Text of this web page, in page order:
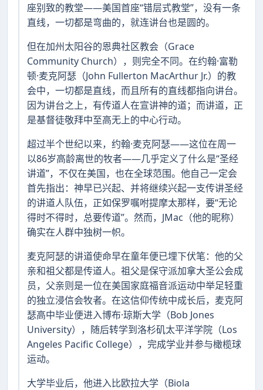
座别致的教堂——美国首座“错层式教堂”，没有一条
直线，一切都是弯曲的，就连讲台也是圆的。
但在加州太阳谷的恩典社区教会（Grace
Community Church），则完全不同。在约翰·富勒
顿·麦克阿瑟（John Fullerton MacArthur Jr.）的教
会中，一切都是直线，而且所有的直线都指向讲台。
因为讲台之上，有传道人在宣讲神的道；而讲道，正
是基督徒敬拜中至高无上的中心行动。
超过半个世纪以来，约翰·麦克阿瑟——这位在周一
以86岁高龄离世的牧者——几乎定义了什么是“圣经
讲道”，不仅在美国，也在全球范围。他自己一定会
首先指出：神早已兴起、并将继续兴起一支传讲圣经
的讲道人队伍，正如保罗嘱咐提摩太那样，要“无论
得时不得时，总要传道”。然而，JMac（他的昵称）
确实在人群中独树一帜。
麦克阿瑟的讲道使命早在童年便已埋下伏笔：他的父
亲和祖父都是传道人。祖父是保守派加拿大圣公会成
员，父亲则是一位在美国家庭福音派运动中举足轻重
的独立浸信会牧者。在这信仰传统中成长后，麦克阿
瑟高中毕业便进入博布·琼斯大学（Bob Jones
University），随后转学到洛杉矶太平洋学院（Los
Angeles Pacific College），完成学业并参与橄榄球
运动。
大学毕业后，他进入比欧拉大学（Biola